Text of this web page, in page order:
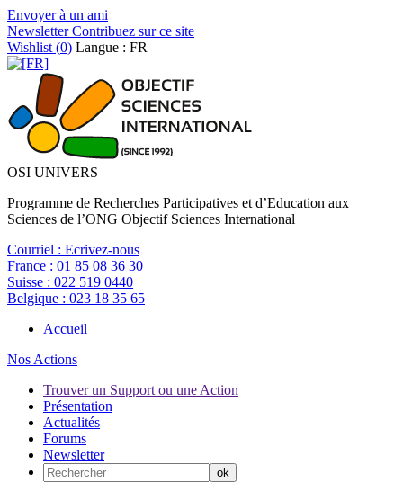
Envoyer à un ami
NewsletterContribuez sur ce site
Wishlist (0) Langue : FR
OSI UNIVERS
Programme de Recherches Participatives et d’Education aux
Sciences de l’ONG Objectif Sciences International
Courriel : Ecrivez-nous
France : 01 85 08 36 30
Suisse : 022 519 0440
Belgique : 023 18 35 65
Accueil
Nos Actions
Trouver un Support ou une Action
Présentation
Actualités
Forums
Newsletter